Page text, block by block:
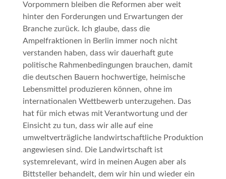
Vorpommern bleiben die Reformen aber weit
hinter den Forderungen und Erwartungen der
Branche zurück. Ich glaube, dass die
Ampelfraktionen in Berlin immer noch nicht
verstanden haben, dass wir dauerhaft gute
politische Rahmenbedingungen brauchen, damit
die deutschen Bauern hochwertige, heimische
Lebensmittel produzieren können, ohne im
internationalen Wettbewerb unterzugehen. Das
hat für mich etwas mit Verantwortung und der
Einsicht zu tun, dass wir alle auf eine
umweltverträgliche landwirtschaftliche Produktion
angewiesen sind. Die Landwirtschaft ist
systemrelevant, wird in meinen Augen aber als
Bittsteller behandelt, dem wir hin und wieder ein